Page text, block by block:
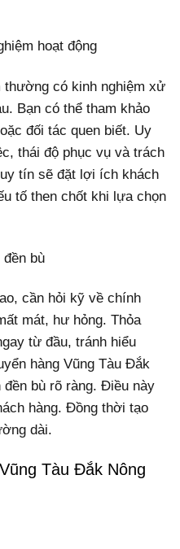
hoạt động
thường có kinh nghiệm xử
Bạn có thể tham khảo
đối tác quen biết. Uy
thái độ phục vụ và trách
tín sẽ đặt lợi ích khách
tố then chốt khi lựa chọn
đền bù
cần hỏi kỹ về chính
mát, hư hỏng. Thỏa
từ đầu, tránh hiểu
hàng Vũng Tàu Đắk
bù rõ ràng. Điều này
hàng. Đồng thời tạo
dài.
Tàu Đắk Nông